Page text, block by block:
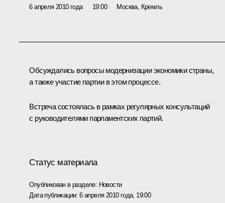
6 апреля 2010 года 19:00 Москва, Кремль
Обсуждались вопросы модернизации экономики страны,
а также участие партии в этом процессе.
Встреча состоялась в рамках регулярных консультаций
с руководителями парламентских партий.
Статус материала
Опубликован в разделе: Новости
Дата публикации:6 апреля 2010 года, 19:00